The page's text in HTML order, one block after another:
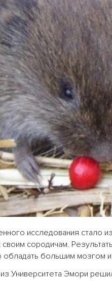
исследования стало
своим сородичам.
обладать большим мозгом
из Университета Эмори